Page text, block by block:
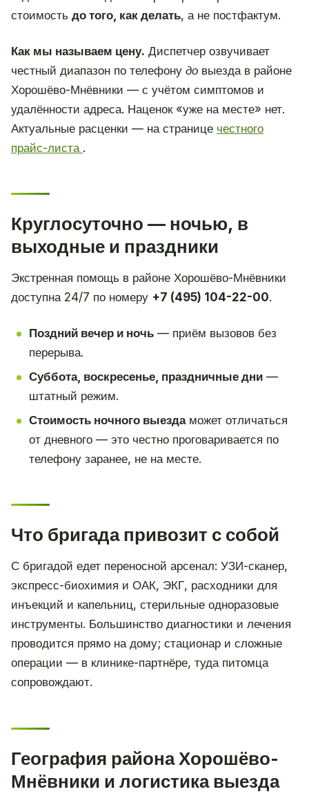
стоимость до того, как делать, а не постфактум.
Как мы называем цену. Диспетчер озвучивает
честный диапазон по телефону до выезда в районе
Хорошёво-Мнёвники — с учётом симптомов и
удалённости адреса. Наценок «уже на месте» нет.
Актуальные расценки — на странице честного
прайс-листа .
Круглосуточно — ночью, в
выходные и праздники
Экстренная помощь в районе Хорошёво-Мнёвники
доступна 24/7 по номеру +7 (495) 104-22-00.
Поздний вечер и ночь— приём вызовов без
перерыва.
Суббота, воскресенье, праздничные дни—
штатный режим.
Стоимость ночного выездаможет отличаться
от дневного — это честно проговаривается по
телефону заранее, не на месте.
Что бригада привозит с собой
С бригадой едет переносной арсенал: УЗИ-сканер,
экспресс-биохимия и ОАК, ЭКГ, расходники для
инъекций и капельниц, стерильные одноразовые
инструменты. Большинство диагностики и лечения
проводится прямо на дому; стационар и сложные
операции — в клинике-партнёре, туда питомца
сопровождают.
География района Хорошёво-
Мнёвники и логистика выезда